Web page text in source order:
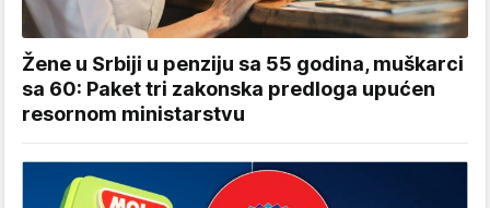
Žene u Srbiji u penziju sa 55 godina, muškarci
sa 60: Paket tri zakonska predloga upućen
resornom ministarstvu